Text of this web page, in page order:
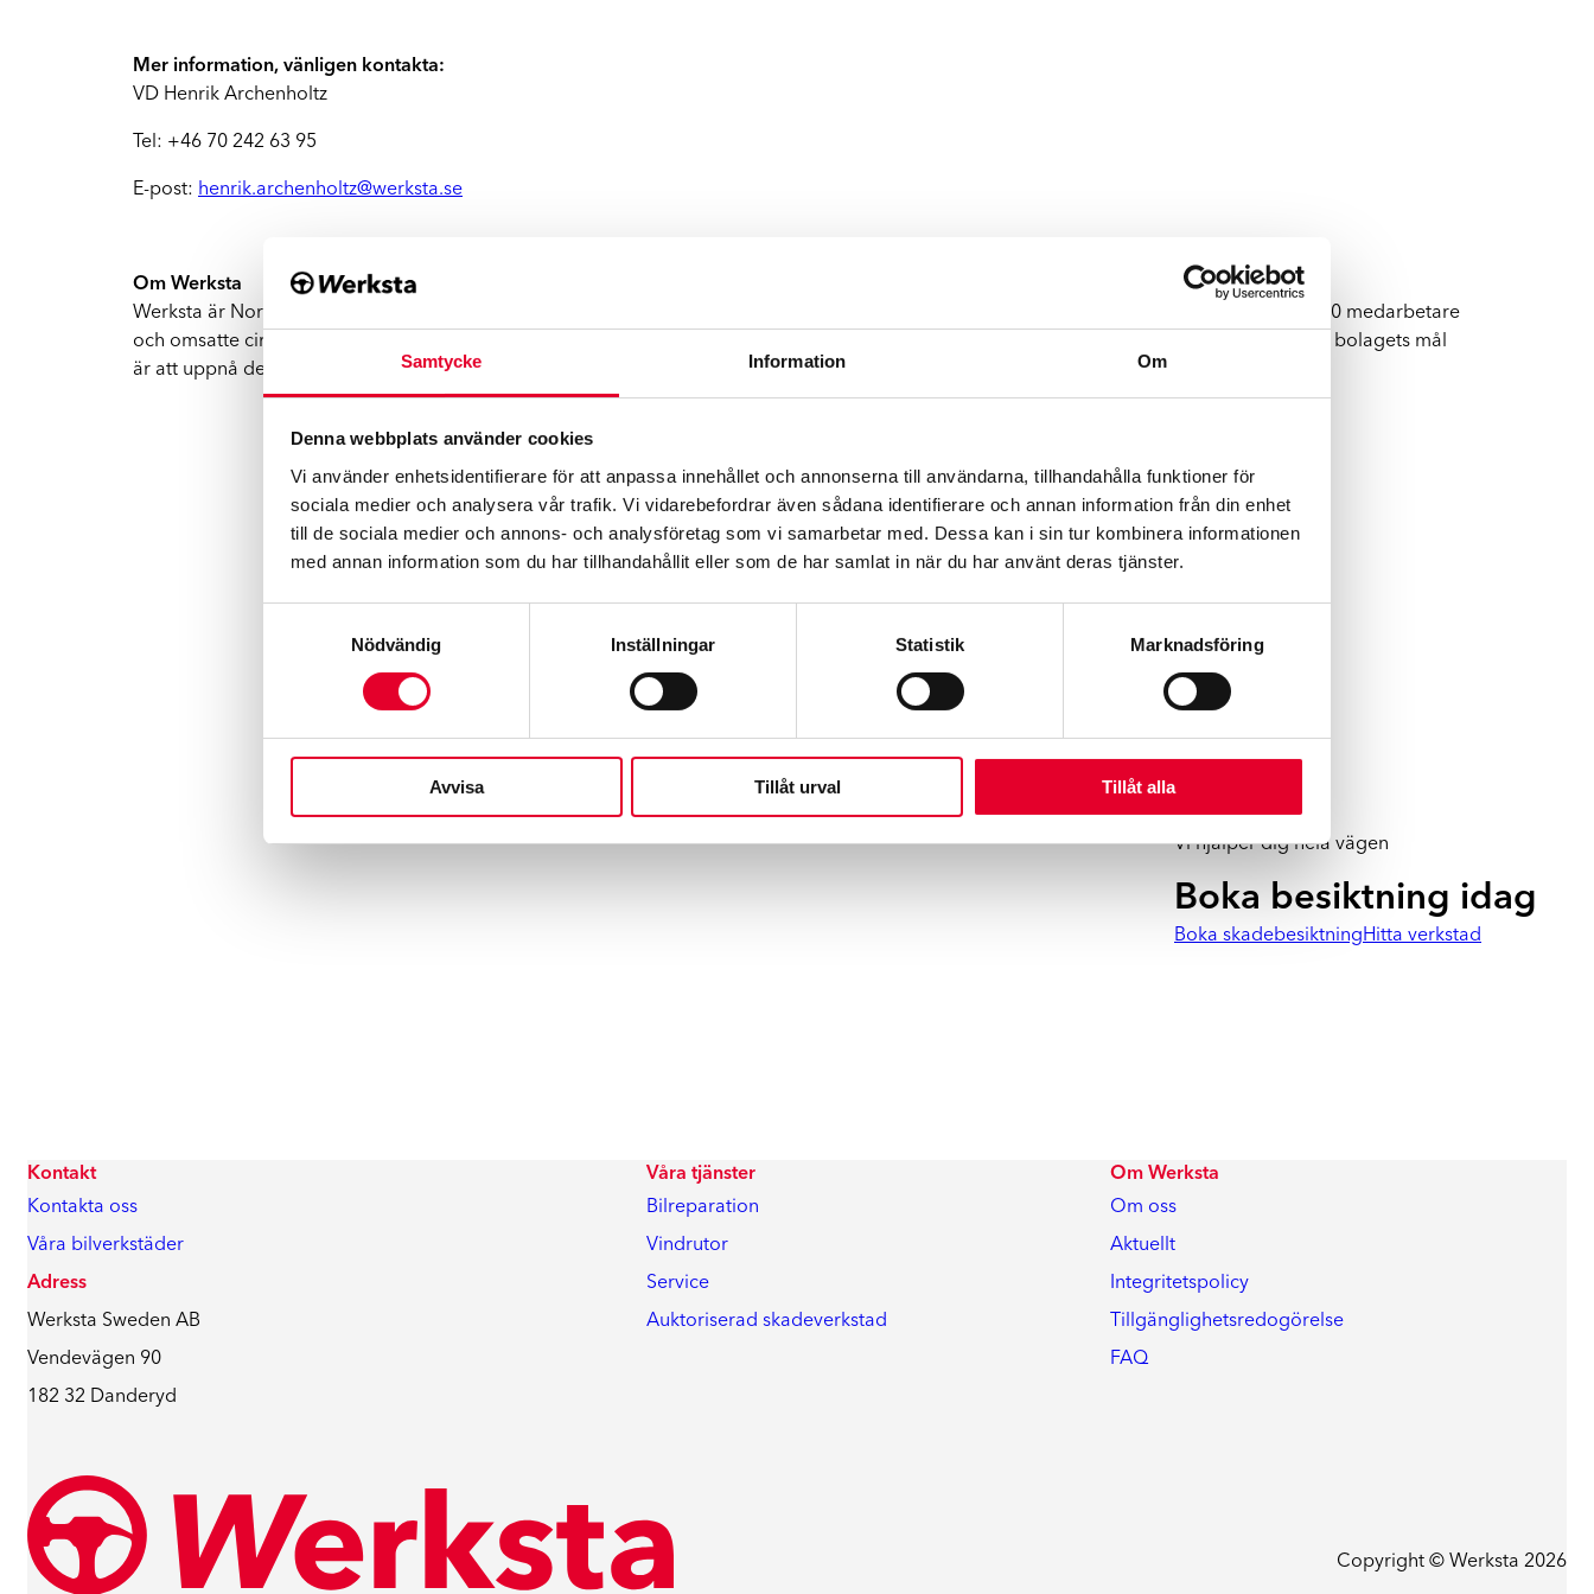
Samtycke Information Om
Denna webbplats använder cookies
Vi använder enhetsidentifierare för att anpassa innehållet och annonserna till användarna, tillhandahålla funktioner för
sociala medier och analysera vår trafik. Vi vidarebefordrar även sådana identifierare och annan information från din enhet
till de sociala medier och annons- och analysföretag som vi samarbetar med. Dessa kan i sin tur kombinera informationen
med annan information som du har tillhandahållit eller som de har samlat in när du har använt deras tjänster.
Nödvändig
Inställningar Statistik Marknadsföring
Avvisa Tillåt urval Tillåt alla
Mopedbilar
Vi reparerar Tesla och andra elbilar
Mer information, vänligen kontakta:
VD Henrik Archenholtz
Tel: +46 70 242 63 95
E-post: henrik.archenholtz@werksta.se
Om Werksta
Werksta är Nordens ledande skadeverkstadskedja med över 100 verkstäder i Sverige, Finland och Norge. Koncernen sysselsätter cirka 1 700 medarbetare
och omsatte cirka 3.5 miljarder kronor år 2024. Werksta vill vara försäkringsbolagens och bilförarnas förstahandsval vid skada på bilen och bolagets mål
är att uppnå den högsta kundnöjdheten i branschen och vara ledande vad det gäller hållbarhetsarbete.
Vi hjälper dig hela vägen
Boka besiktning idag
Boka skadebesiktningHitta verkstad
Kontakt
Kontakta oss
Våra bilverkstäder
Adress
Werksta Sweden AB
Vendevägen 90
182 32 Danderyd
Våra tjänster
Bilreparation
Vindrutor
Service
Auktoriserad skadeverkstad
Om Werksta
Om oss
Aktuellt
Integritetspolicy
Tillgänglighetsredogörelse
FAQ
Copyright © Werksta 2026